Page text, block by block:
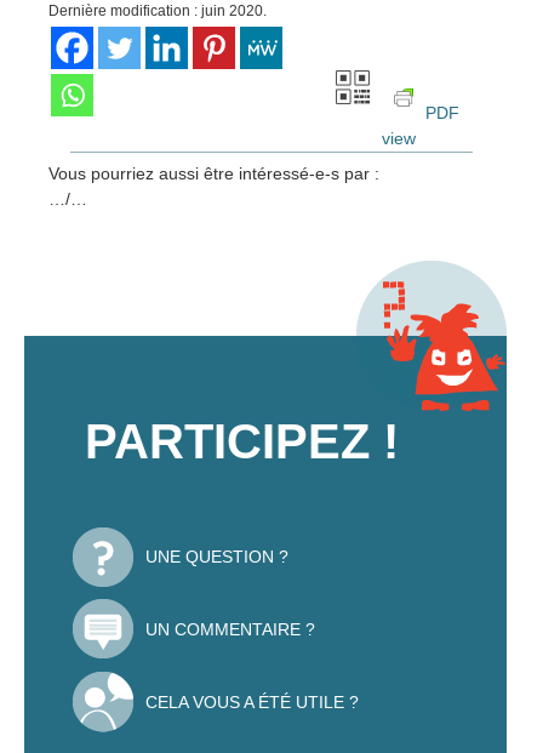
Dernière modification : juin 2020.
PDF
view
Vous pourriez aussi être intéressé-e-s par :
…/…
PARTICIPEZ !
UNE QUESTION ?
UN COMMENTAIRE ?
CELA VOUS A ÉTÉ UTILE ?